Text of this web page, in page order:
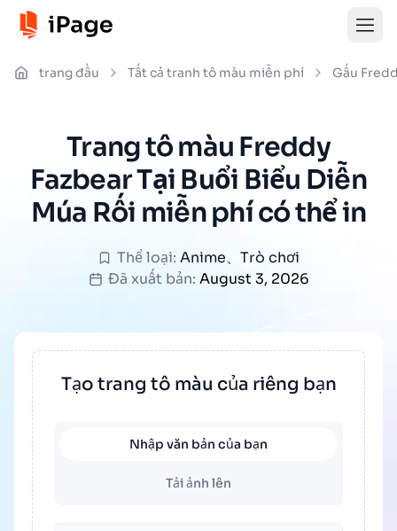
trang đầu Tất cả tranh tô màu miễn phí Gấu
Trang tô màu Freddy
Fazbear Tại Buổi Biểu Diễn
Múa Rối miễn phí có thể in
Thể loại: Anime、 Trò chơi
Đã xuất bản: August 3, 2026
Tạo trang tô màu của riêng bạn
Nhập văn bản của bạn
Tải ảnh lên